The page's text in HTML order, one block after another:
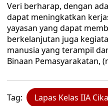
Veri berharap, dengan
dapat meningkatkan
yayasan yang dapat
berkelanjutan juga
manusia yang terampil
Binaan Pemasyarakatan,
Tag: Lapas Kelas IIA